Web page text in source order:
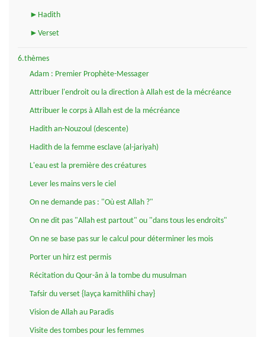
►Hadith
►Verset
6.thèmes
Adam : Premier Prophète-Messager
Attribuer l'endroit ou la direction à Allah est de la mécréance
Attribuer le corps à Allah est de la mécréance
Hadith an-Nouzoul (descente)
Hadith de la femme esclave (al-jariyah)
L'eau est la première des créatures
Lever les mains vers le ciel
On ne demande pas : "Où est Allah ?"
On ne dit pas "Allah est partout" ou "dans tous les endroits"
On ne se base pas sur le calcul pour déterminer les mois
Porter un hirz est permis
Récitation du Qour-ân à la tombe du musulman
Tafsir du verset {layça kamithlihi chay}
Vision de Allah au Paradis
Visite des tombes pour les femmes